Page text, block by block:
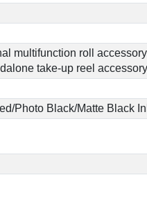
multifunction roll
take-up reel
Photo Black/Matte Black